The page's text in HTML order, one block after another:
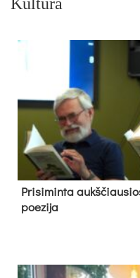
Pri­si­min­ta
poe­zi­ja